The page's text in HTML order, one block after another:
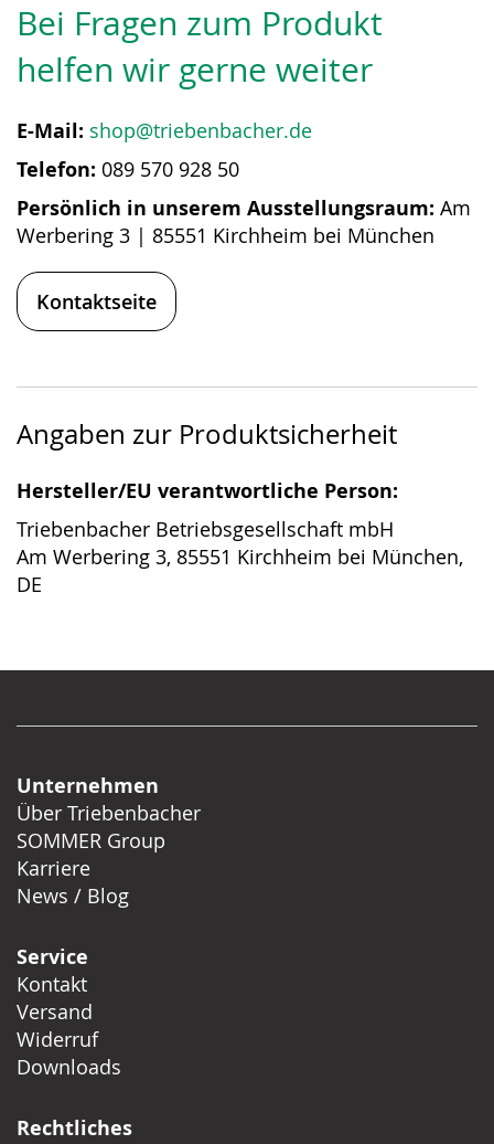
Bei Fragen zum Produkt
helfen wir gerne weiter
E-Mail: shop@triebenbacher.de
Telefon: 089 570 928 50
Persönlich in unserem Ausstellungsraum: Am
Werbering 3 | 85551 Kirchheim bei München
Kontaktseite
Angaben zur Produktsicherheit
Hersteller/EU verantwortliche Person:
Triebenbacher Betriebsgesellschaft mbH
Am Werbering 3, 85551 Kirchheim bei München,
DE
Unternehmen
Über Triebenbacher
SOMMER Group
Karriere
News / Blog
Service
Kontakt
Versand
Widerruf
Downloads
Rechtliches